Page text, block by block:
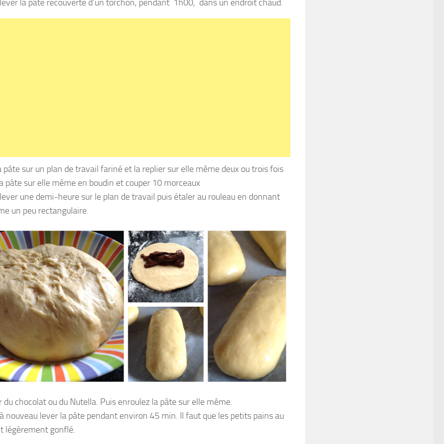
la pâte recouverte d’un torchon, pendant 1h00, dans un endroit chaud.
pâte sur un plan de travail fariné et la replier sur elle même deux ou trois fois
pâte sur elle même en boudin et couper 10 morceaux
une demi-heure sur le plan de travail puis étaler au rouleau en donnant
un peu rectangulaire.
du chocolat ou du Nutella. Puis enroulez la pâte sur elle même.
nouveau lever la pâte pendant environ 45 min. Il faut que les petits pains au
légèrement gonflé.